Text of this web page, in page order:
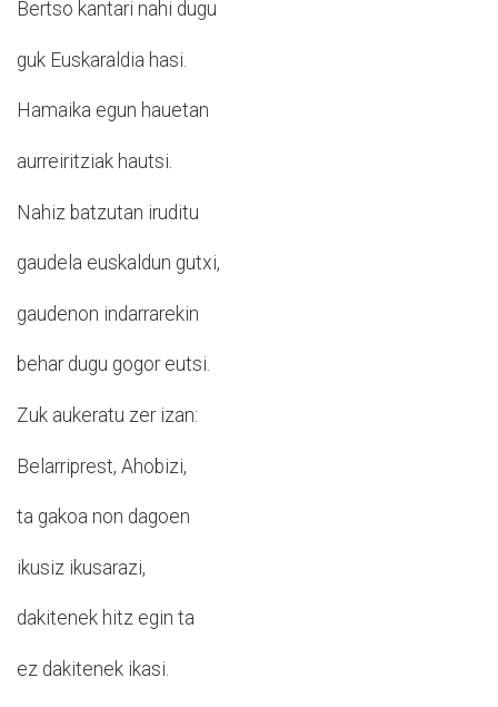
Bertso kantari nahi dugu
guk Euskaraldia hasi.
Hamaika egun hauetan
aurreiritziak hautsi.
Nahiz batzutan iruditu
gaudela euskaldun gutxi,
gaudenon indarrarekin
behar dugu gogor eutsi.
Zuk aukeratu zer izan:
Belarriprest, Ahobizi,
ta gakoa non dagoen
ikusiz ikusarazi,
dakitenek hitz egin ta
ez dakitenek ikasi.